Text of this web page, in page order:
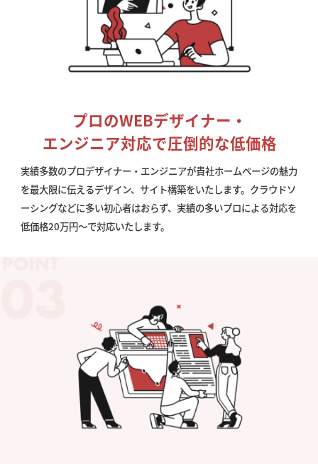
プロのWEBデザイナー・
エンジニア対応で圧倒的な低価格
実績多数のプロデザイナー・エンジニアが貴社ホームページの魅力
を最大限に伝えるデザイン、サイト構築をいたします。クラウドソ
ーシングなどに多い初心者はおらず、実績の多いプロによる対応を
低価格20万円〜で対応いたします。